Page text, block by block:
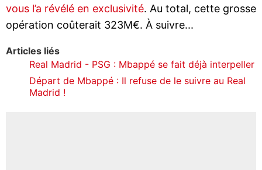
vous l’a révélé en exclusivité. Au total, cette grosse
opération coûterait 323M€. À suivre...
Articles liés
Real Madrid - PSG : Mbappé se fait déjà interpeller
Départ de Mbappé : Il refuse de le suivre au Real
Madrid !